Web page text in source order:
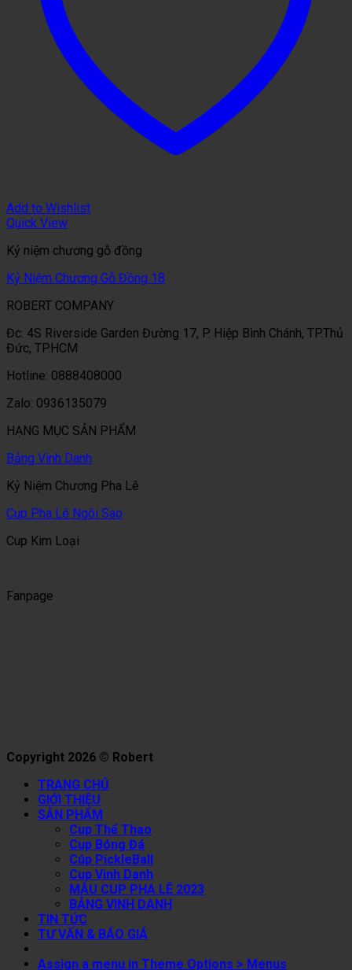
Add to Wishlist
Quick View
Kỷ niệm chương gỗ đồng
Kỷ Niệm Chương Gỗ Đồng 18
ROBERT COMPANY
Đc: 4S Riverside Garden Đường 17, P. Hiệp Bình Chánh, TP.Thủ
Đức, TP.HCM
Hotline: 0888408000
Zalo: 0936135079
HẠNG MỤC SẢN PHẨM
Bảng Vinh Danh
Kỷ Niệm Chương Pha Lê
Cup Pha Lê Ngôi Sao
Cup Kim Loại
Fanpage
Copyright 2026 © Robert
TRANG CHỦ
GIỚI THIỆU
SẢN PHẨM
Cup Thể Thao
Cup Bóng Đá
Cúp PickleBall
Cup Vinh Danh
MẪU CUP PHA LÊ 2023
BẢNG VINH DANH
TIN TỨC
TƯ VẤN & BÁO GIÁ
Assign a menu in Theme Options > Menus